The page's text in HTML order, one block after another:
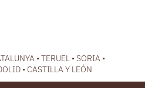
• TERUEL • SORIA •
• CASTILLA Y LEÓN